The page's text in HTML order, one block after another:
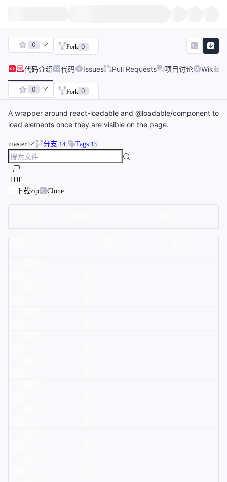
0 Fork 0
代码介绍 代码 Issues Pull Requests 项目讨论 Wiki
0 Fork 0
A wrapper around react-loadable and @loadable/component to
load elements once they are visible on the page.
master 分支 14 Tags 13
IDE
下载zip
Clone